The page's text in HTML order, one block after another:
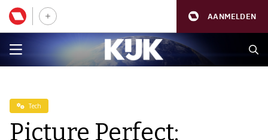
AANMELDEN
Tech
Picture Perfect: